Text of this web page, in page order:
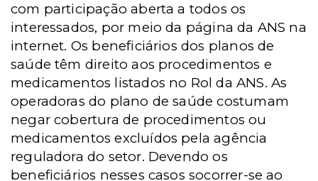
com participação aberta a todos os
interessados, por meio da página da ANS na
internet. Os beneficiários dos planos de
saúde têm direito aos procedimentos e
medicamentos listados no Rol da ANS. As
operadoras do plano de saúde costumam
negar cobertura de procedimentos ou
medicamentos excluídos pela agência
reguladora do setor. Devendo os
beneficiários nesses casos socorrer-se ao